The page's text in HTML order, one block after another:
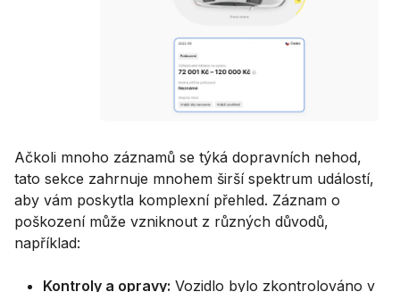
Ačkoli mnoho záznamů se týká dopravních nehod,
tato sekce zahrnuje mnohem širší spektrum událostí,
aby vám poskytla komplexní přehled. Záznam o
poškození může vzniknout z různých důvodů,
například:
Kontroly a opravy: Vozidlo bylo zkontrolováno v